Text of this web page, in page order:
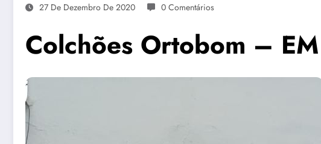
27 De Dezembro De 2020
0 Comentários
Colchões Ortobom –